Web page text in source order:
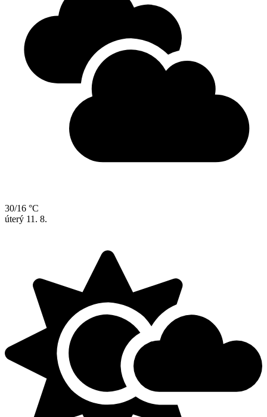
30/16 °C
úterý 11. 8.